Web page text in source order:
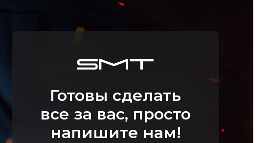
Готовы сделать
все за вас, просто
напишите нам!